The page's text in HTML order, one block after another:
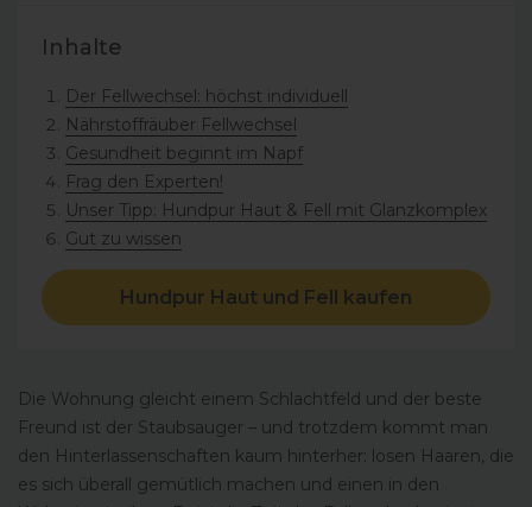
Inhalte
Der Fellwechsel: höchst individuell
Nährstoffräuber Fellwechsel
Gesundheit beginnt im Napf
Frag den Experten!
Unser Tipp: Hundpur Haut & Fell mit Glanzkomplex
Gut zu wissen
Hundpur Haut und Fell kaufen
Die Wohnung gleicht einem Schlachtfeld und der beste
Freund ist der Staubsauger – und trotzdem kommt man
den Hinterlassenschaften kaum hinterher: losen Haaren, die
es sich überall gemütlich machen und einen in den